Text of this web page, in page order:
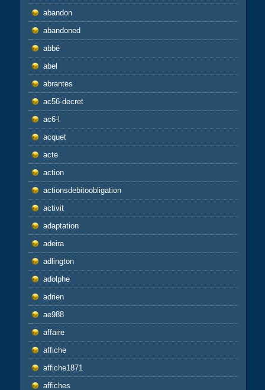
abandon
abandoned
abbé
abel
abrantes
ac56-decret
ac6-l
acquet
acte
action
actionsdebitoobligation
activit
adaptation
adeira
adlington
adolphe
adrien
ae988
affaire
affiche
affiche1871
affiches